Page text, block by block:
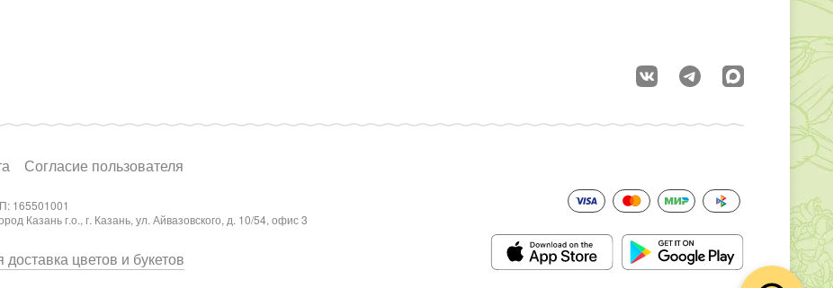
Согласие пользователя
165501001
Казань г.о., г. Казань, ул. Айвазовского, д. 10/54, офис 3
цветов и букетов